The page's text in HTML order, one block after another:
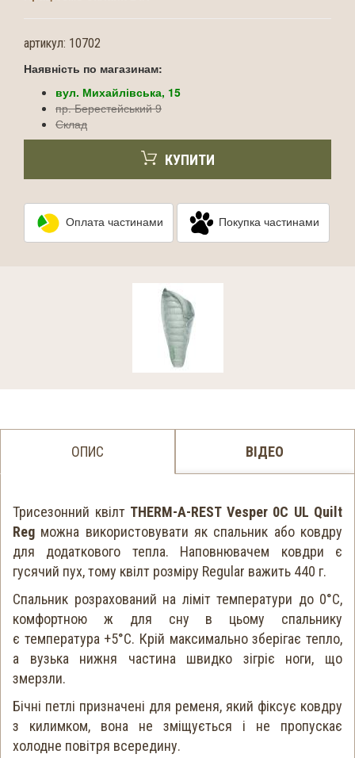
артикул: 10702
Наявність по магазинам:
вул. Михайлівська, 15
пр. Берестейський 9
Склад
КУПИТИ
Оплата частинами Покупка частинами
ОПИС ВІДЕО
Трисезонний квілт THERM-A-REST Vesper 0С UL Quilt
Reg можна використовувати як спальник або ковдру
для додаткового тепла. Наповнювачем ковдри є
гусячий пух, тому квілт розміру Regular важить 440 г.
Спальник розрахований на ліміт температури до 0°C,
комфортною ж для сну в цьому спальнику
є температура +5°C. Крій максимально зберігає тепло,
а вузька нижня частина швидко зігріє ноги, що
змерзли.
Бічні петлі призначені для ременя, який фіксує ковдру
з килимком, вона не зміщується і не пропускає
холодне повітря всередину.